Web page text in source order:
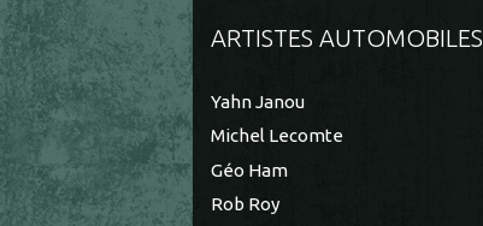
ARTISTES AUTOMOBILES
Yahn Janou
Michel Lecomte
Géo Ham
Rob Roy